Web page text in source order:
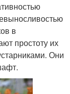
в
простоту их
Они